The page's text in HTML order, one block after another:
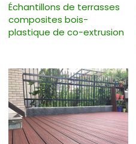
Échantillons de terrasses
composites bois-
plastique de co-extrusion